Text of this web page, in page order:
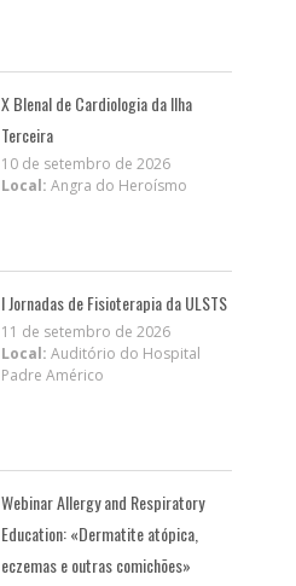
X BIenal de Cardiologia da Ilha
Terceira
10 de setembro de 2026
Local: Angra do Heroísmo
I Jornadas de Fisioterapia da ULSTS
11 de setembro de 2026
Local: Auditório do Hospital
Padre Américo
Webinar Allergy and Respiratory
Education: «Dermatite atópica,
eczemas e outras comichões»